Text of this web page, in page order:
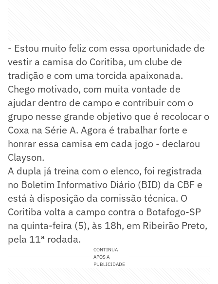
- Estou muito feliz com essa oportunidade de
vestir a camisa do Coritiba, um clube de
tradição e com uma torcida apaixonada.
Chego motivado, com muita vontade de
ajudar dentro de campo e contribuir com o
grupo nesse grande objetivo que é recolocar o
Coxa na Série A. Agora é trabalhar forte e
honrar essa camisa em cada jogo - declarou
Clayson.
A dupla já treina com o elenco, foi registrada
no Boletim Informativo Diário (BID) da CBF e
está à disposição da comissão técnica. O
Coritiba volta a campo contra o Botafogo-SP
na quinta-feira (5), às 18h, em Ribeirão Preto,
pela 11ª rodada.
CONTINUA
APÓS A
PUBLICIDADE